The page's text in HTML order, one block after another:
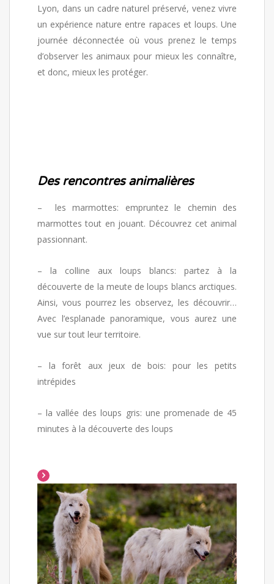
Lyon, dans un cadre naturel préservé, venez vivre
un expérience nature entre rapaces et loups. Une
journée déconnectée où vous prenez le temps
d’observer les animaux pour mieux les connaître,
et donc, mieux les protéger.
Des rencontres animalières
– les marmottes: empruntez le chemin des
marmottes tout en jouant. Découvrez cet animal
passionnant.
– la colline aux loups blancs: partez à la
découverte de la meute de loups blancs arctiques.
Ainsi, vous pourrez les observez, les découvrir…
Avec l’esplanade panoramique, vous aurez une
vue sur tout leur territoire.
– la forêt aux jeux de bois: pour les petits
intrépides
– la vallée des loups gris: une promenade de 45
minutes à la découverte des loups